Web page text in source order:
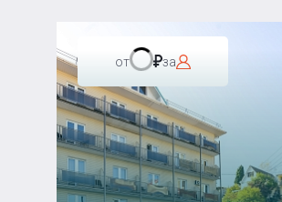
от за